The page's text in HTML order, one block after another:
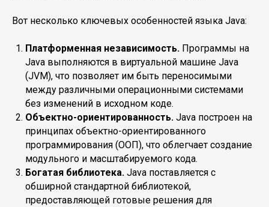
Вот несколько ключевых особенностей языка Java:
Платформенная независимость. Программы на
Java выполняются в виртуальной машине Java
(JVM), что позволяет им быть переносимыми
между различными операционными системами
без изменений в исходном коде.
Объектно-ориентированность. Java построен на
принципах объектно-ориентированного
программирования (ООП), что облегчает создание
модульного и масштабируемого кода.
Богатая библиотека. Java поставляется с
обширной стандартной библиотекой,
предоставляющей готовые решения для